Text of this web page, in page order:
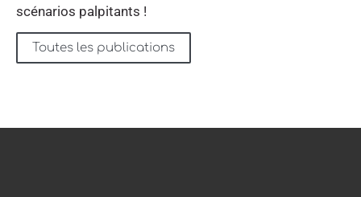
scénarios palpitants !
Toutes les publications